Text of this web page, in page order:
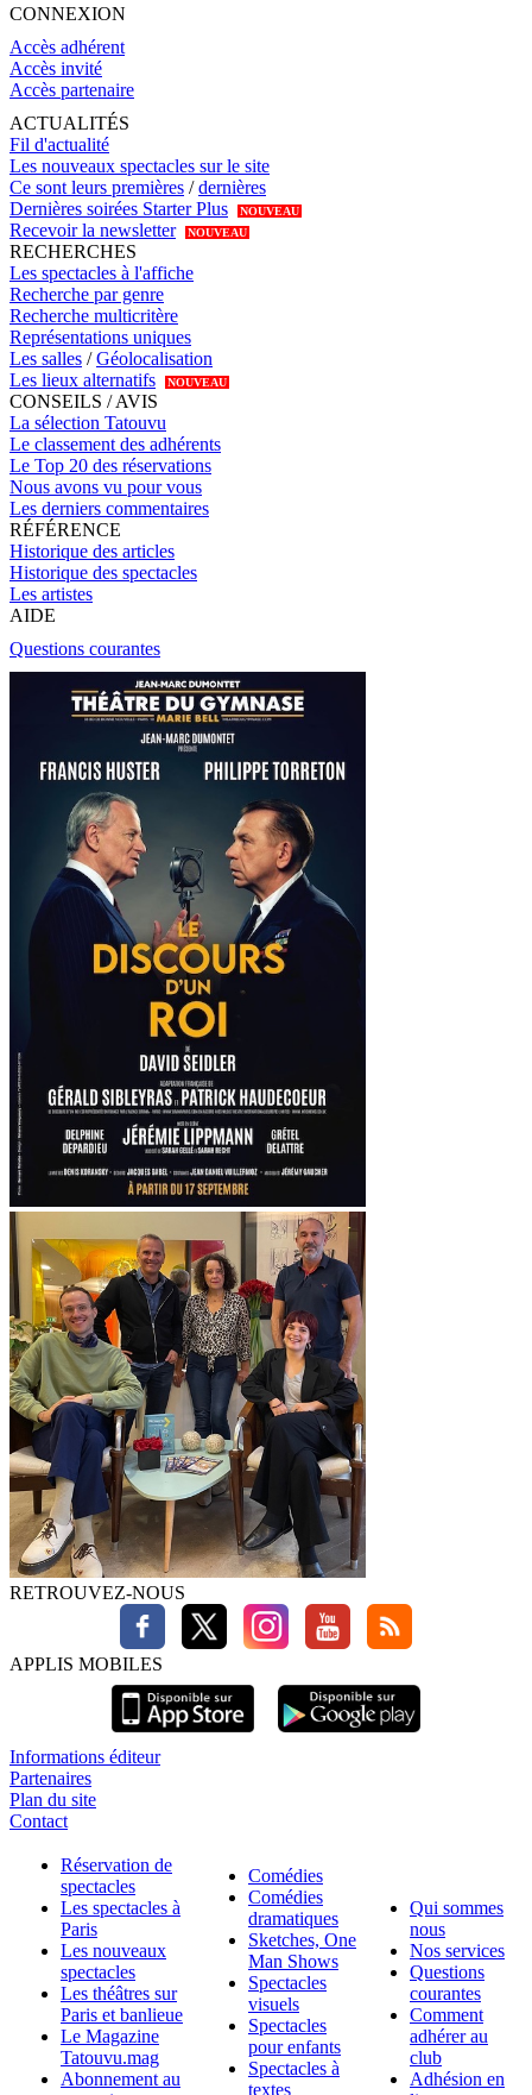
CONNEXION
Accès adhérent
Accès invité
Accès partenaire
ACTUALITÉS
Fil d'actualité
Les nouveaux spectacles sur le site
Ce sont leurs premières /dernières
Dernières soirées Starter Plus
NOUVEAU
Recevoir la newsletter NOUVEAU
RECHERCHES
Les spectacles à l'affiche
Recherche par genre
Recherche multicritère
Représentations uniques
Les salles /Géolocalisation
Les lieux alternatifs
NOUVEAU
CONSEILS / AVIS
La sélection Tatouvu
Le classement des adhérents
Le Top 20 des réservations
Nous avons vu pour vous
Les derniers commentaires
RÉFÉRENCE
Historique des articles
Historique des spectacles
Les artistes
AIDE
Questions courantes
RETROUVEZ-NOUS
APPLIS MOBILES
Informations éditeur
Partenaires
Plan du site
Contact
Réservation de
spectacles
Les spectacles à
Paris
Les nouveaux
spectacles
Les théâtres sur
Paris et banlieue
Le Magazine
Tatouvu.mag
Abonnement au
Comédies
Comédies
dramatiques
Sketches, One
Man Shows
Spectacles
visuels
Spectacles
pour enfants
Spectacles à
textes
Qui sommes
nous
Nos services
Questions
courantes
Comment
adhérer au
club
Adhésion en